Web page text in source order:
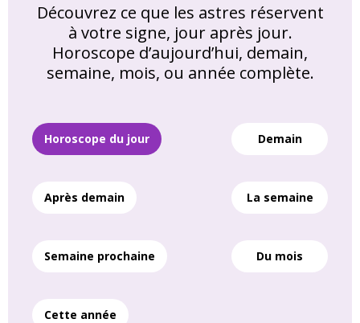
Découvrez ce que les astres réservent
à votre signe, jour après jour.
Horoscope d’aujourd’hui, demain,
semaine, mois, ou année complète.
Horoscope du jour Demain
Après demain La semaine
Semaine prochaine Du mois
Cette année